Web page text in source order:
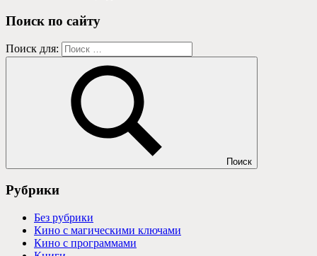
Поиск по сайту
Поиск для:
Поиск
Рубрики
Без рубрики
Кино с магическими ключами
Кино с программами